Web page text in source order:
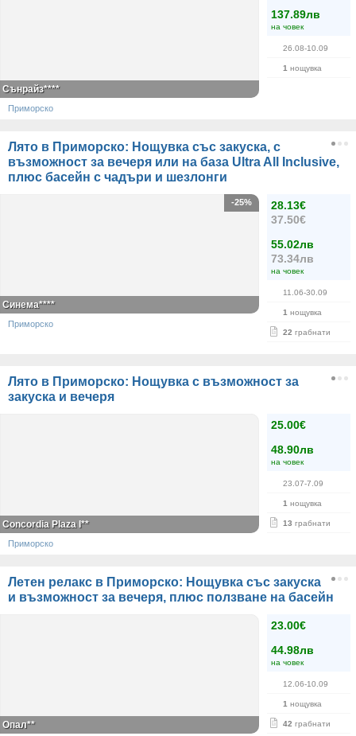
137.89лв
на човек
26.08-10.09
1 нощувка
Сънрайз****
Приморско
Лято в Приморско: Нощувка със закуска, с
възможност за вечеря или на база Ultra All Inclusive,
плюс басейн с чадъри и шезлонги
28.13€
37.50€
55.02лв
73.34лв
на човек
11.06-30.09
1 нощувка
22 грабнати
-25%
Синема****
Приморско
Лято в Приморско: Нощувка с възможност за
закуска и вечеря
25.00€
48.90лв
на човек
23.07-7.09
1 нощувка
13 грабнати
Concordia Plaza I**
Приморско
Летен релакс в Приморско: Нощувка със закуска
и възможност за вечеря, плюс ползване на басейн
23.00€
44.98лв
на човек
12.06-10.09
1 нощувка
42 грабнати
Опал**